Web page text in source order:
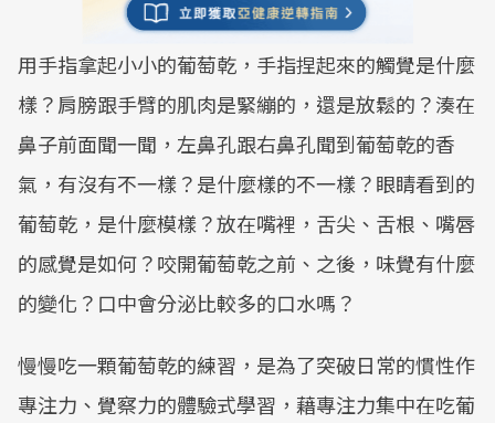
用手指拿起小小的葡萄乾，手指捏起來的觸覺是什麼
樣？肩膀跟手臂的肌肉是緊繃的，還是放鬆的？湊在
鼻子前面聞一聞，左鼻孔跟右鼻孔聞到葡萄乾的香
氣，有沒有不一樣？是什麼樣的不一樣？眼睛看到的
葡萄乾，是什麼模樣？放在嘴裡，舌尖、舌根、嘴唇
的感覺是如何？咬開葡萄乾之前、之後，味覺有什麼
的變化？口中會分泌比較多的口水嗎？
慢慢吃一顆葡萄乾的練習，是為了突破日常的慣性作
專注力、覺察力的體驗式學習，藉專注力集中在吃葡